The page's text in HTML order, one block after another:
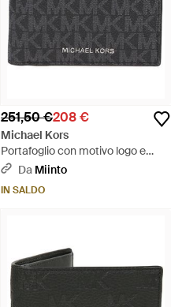
251,50 €208 €
Michael Kors
Portafoglio con motivo logo e
scomparti per carte - Nero
Da Miinto
IN SALDO